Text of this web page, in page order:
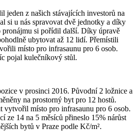
jeden z našich stávajících investorů na
si u nás spravovat dvě jednotky a díky
pronájmu si pořídil další. Díky úpravě
ubytovat až 12 lidí. Přemístili
místo pro infrasaunu pro 6 osob.
pojal kulečníkový stůl.
v prosinci 2016. Původní 2 ložnice a
na prostorný byt pro 12 hostů.
vytvořil místo pro infrasaunu pro 6 osob.
ze 14 na 5 měsíců přineslo 15% nárůst
bytů v Praze podle Kč/m².